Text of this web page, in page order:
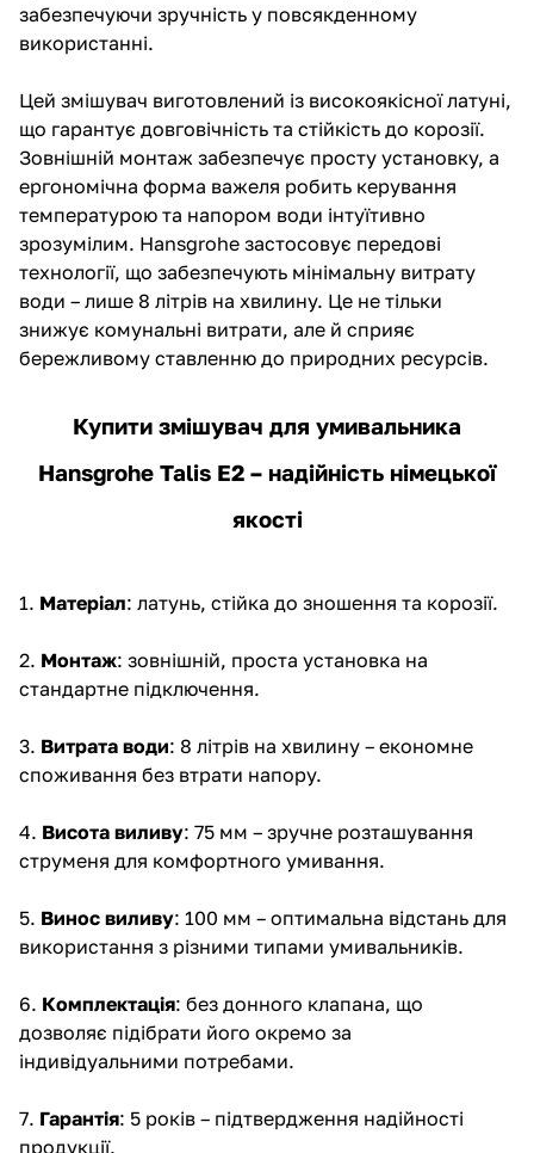
забезпечуючи зручність у повсякденному
використанні.
Цей змішувач виготовлений із високоякісної латуні,
що гарантує довговічність та стійкість до корозії.
Зовнішній монтаж забезпечує просту установку, а
ергономічна форма важеля робить керування
температурою та напором води інтуїтивно
зрозумілим. Hansgrohe застосовує передові
технології, що забезпечують мінімальну витрату
води – лише 8 літрів на хвилину. Це не тільки
знижує комунальні витрати, але й сприяє
бережливому ставленню до природних ресурсів.
Купити змішувач для умивальника
Hansgrohe Talis E2 – надійність німецької
якості
1. Матеріал: латунь, стійка до зношення та корозії.
2. Монтаж: зовнішній, проста установка на
стандартне підключення.
3. Витрата води: 8 літрів на хвилину – економне
споживання без втрати напору.
4. Висота виливу: 75 мм – зручне розташування
струменя для комфортного умивання.
5. Винос виливу: 100 мм – оптимальна відстань для
використання з різними типами умивальників.
6. Комплектація: без донного клапана, що
дозволяє підібрати його окремо за
індивідуальними потребами.
7. Гарантія: 5 років – підтвердження надійності
продукції.